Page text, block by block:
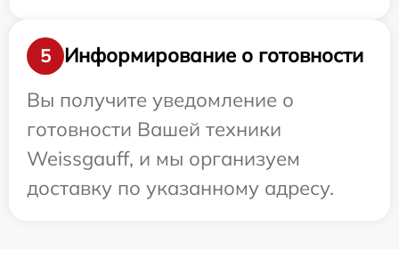
5
Информирование о готовности
Вы получите уведомление о
готовности Вашей техники
Weissgauff, и мы организуем
доставку по указанному адресу.